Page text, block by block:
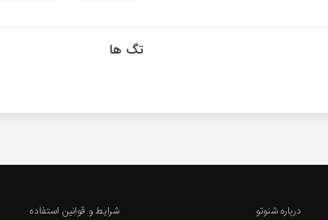
تگ ها
درباره شنوتو
شرایط و قوانین استفاده